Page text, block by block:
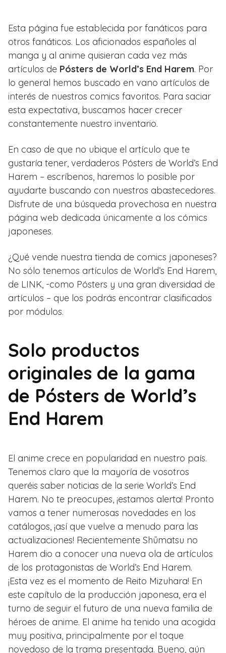
Esta página fue establecida por fanáticos para
otros fanáticos. Los aficionados españoles al
manga y al anime quisieran cada vez más
artículos de Pósters de World’s End Harem. Por
lo general hemos buscado en vano artículos de
interés de nuestros comics favoritos. Para saciar
esta expectativa, buscamos hacer crecer
constantemente nuestro inventario.
En caso de que no ubique el artículo que te
gustaría tener, verdaderos Pósters de World’s End
Harem – escríbenos, haremos lo posible por
ayudarte buscando con nuestros abastecedores.
Disfrute de una búsqueda provechosa en nuestra
página web dedicada únicamente a los cómics
japoneses.
¿Qué vende nuestra tienda de comics japoneses?
No sólo tenemos artículos de World’s End Harem,
de LINK, -como Pósters y una gran diversidad de
artículos – que los podrás encontrar clasificados
por módulos.
Solo productos
originales de la gama
de Pósters de World’s
End Harem
El anime crece en popularidad en nuestro país.
Tenemos claro que la mayoría de vosotros
queréis saber noticias de la serie World’s End
Harem. No te preocupes, ¡estamos alerta! Pronto
vamos a tener numerosas novedades en los
catálogos, ¡así que vuelve a menudo para las
actualizaciones! Recientemente Shūmatsu no
Harem dio a conocer una nueva ola de artículos
de los protagonistas de World’s End Harem.
¡Esta vez es el momento de Reito Mizuhara! En
este capítulo de la producción japonesa, era el
turno de seguir el futuro de una nueva familia de
héroes de anime. El anime ha tenido una acogida
muy positiva, principalmente por el toque
novedoso de la trama presentada. Bueno, aún